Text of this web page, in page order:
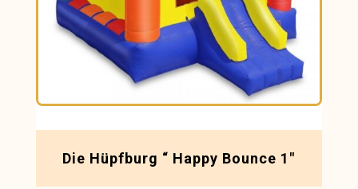
Die Hüpfburg “ Happy Bounce 1″